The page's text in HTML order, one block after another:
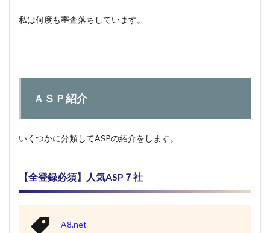
私は何度も審査落ちしています。
ＡＳＰ紹介
いくつかに分類してASPの紹介をします。
【全登録必須】人気ASP７社
A8.net